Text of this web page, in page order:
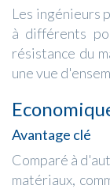
Les ingénieurs
à différents
résistance du
une vue
Avantage clé
Comparé à
matériaux,